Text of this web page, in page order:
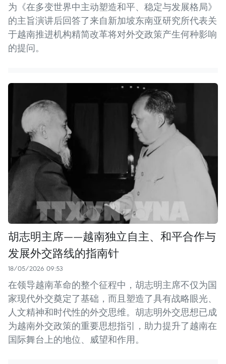
为《在多变世界中主动塑造和平、稳定与发展格局》
的主旨演讲后回答了来自新加坡东南亚研究所代表关
于越南推进机构精简改革将对外交政策产生何种影响
的提问。
胡志明主席——越南独立自主、和平合作与
发展外交路线的指南针
18/05/2026 09:53
在领导越南革命的整个征程中，胡志明主席不仅为国
家现代外交奠定了基础，而且塑造了具有战略眼光、
人文精神和时代性的外交思维。胡志明外交思想已成
为越南外交政策的重要思想指引，助力提升了越南在
国际舞台上的地位、威望和作用。